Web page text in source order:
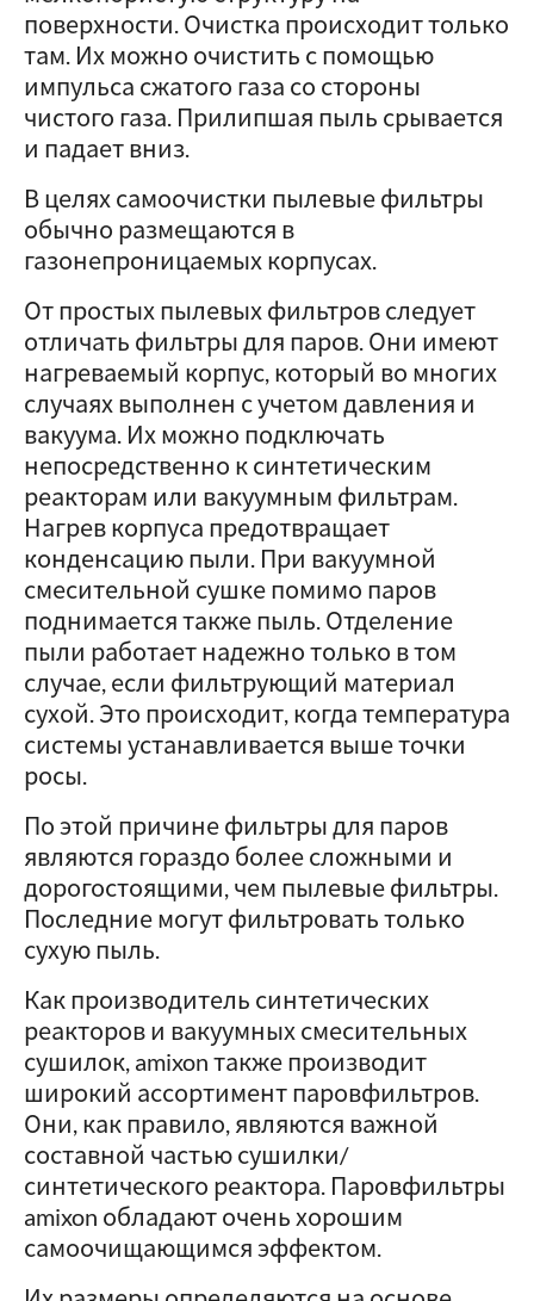
поверхности. Очистка происходит только
там. Их можно очистить с помощью
импульса сжатого газа со стороны
чистого газа. Прилипшая пыль срывается
и падает вниз.
В целях самоочистки пылевые фильтры
обычно размещаются в
газонепроницаемых корпусах.
От простых пылевых фильтров следует
отличать фильтры для паров. Они имеют
нагреваемый корпус, который во многих
случаях выполнен с учетом давления и
вакуума. Их можно подключать
непосредственно к синтетическим
реакторам или вакуумным фильтрам.
Нагрев корпуса предотвращает
конденсацию пыли. При вакуумной
смесительной сушке помимо паров
поднимается также пыль. Отделение
пыли работает надежно только в том
случае, если фильтрующий материал
сухой. Это происходит, когда температура
системы устанавливается выше точки
росы.
По этой причине фильтры для паров
являются гораздо более сложными и
дорогостоящими, чем пылевые фильтры.
Последние могут фильтровать только
сухую пыль.
Как производитель синтетических
реакторов и вакуумных смесительных
сушилок, amixon также производит
широкий ассортимент паровфильтров.
Они, как правило, являются важной
составной частью сушилки/
синтетического реактора. Паровфильтры
amixon обладают очень хорошим
самоочищающимся эффектом.